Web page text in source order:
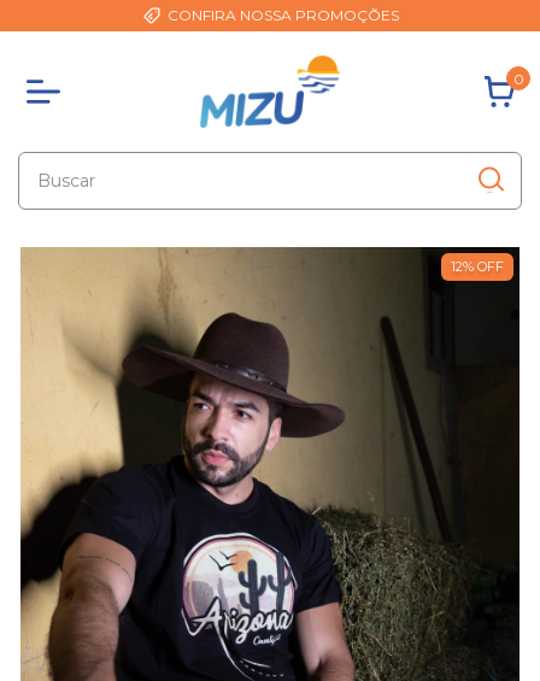
CONFIRA NOSSA PROMOÇÕES
0
12% OFF